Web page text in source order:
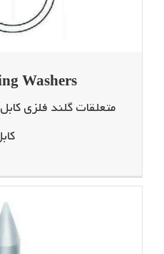
Washers
متعلقات گلند فلزی کابل